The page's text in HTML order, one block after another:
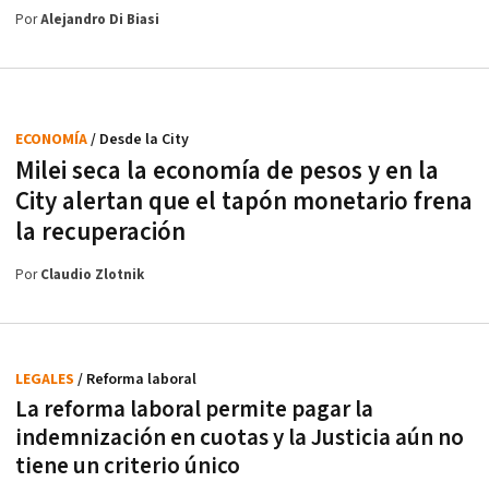
PorAlejandro Di Biasi
Milei seca la economía de pesos y en la
City alertan que el tapón monetario frena
la recuperación
ECONOMÍA/ Desde la City
PorClaudio Zlotnik
La reforma laboral permite pagar la
indemnización en cuotas y la Justicia aún no
tiene un criterio único
LEGALES / Reforma laboral